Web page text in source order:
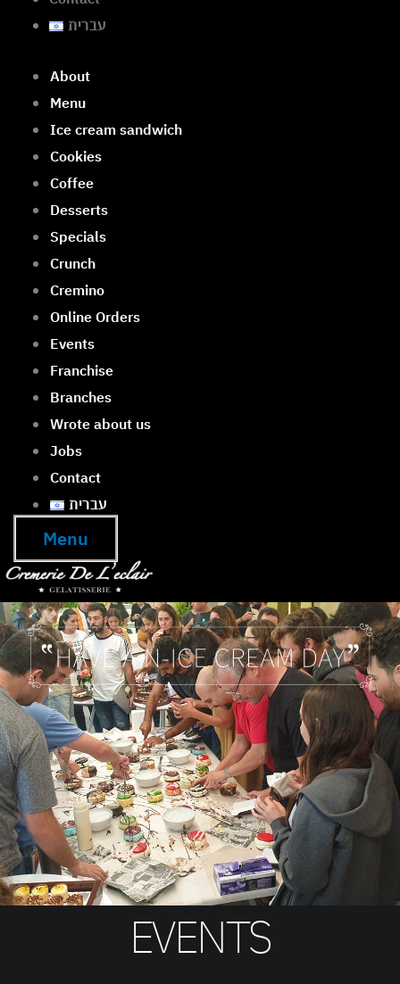
עברית
About
Menu
Ice cream sandwich
Cookies
Coffee
Desserts
Specials
Crunch
Cremino
Online Orders
Events
Franchise
Branches
Wrote about us
Jobs
Contact
עברית
Menu
EVENTS